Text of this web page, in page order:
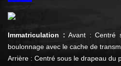
Immatriculation : Avant : Centré
boulonnage avec le cache de
Arrière : Centré sous le drapeau du